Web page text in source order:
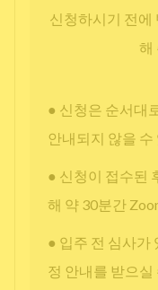
신청하시기 전에
해
● 신청은 순서대
안내되지 않을
● 신청이 접수된
해 약 30분간
● 입주 전 심사가
정 안내를 받으실